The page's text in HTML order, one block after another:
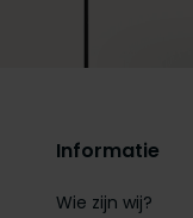
Informatie
Wie zijn wij?